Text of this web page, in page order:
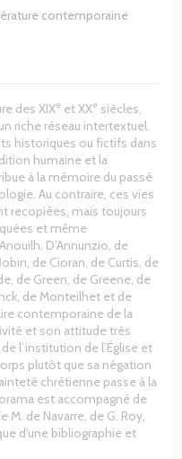
contemporaine
des XIXe et XXe siècles,
riche réseau intertextuel.
historiques ou fictifs dans
humaine et la
à la mémoire du passé
Au contraire, ces vies
recopiées, mais toujours
et même
D’Annunzio, de
de Cioran, de Curtis, de
de Green, de Greene, de
de Monteilhet et de
contemporaine de la
et son attitude très
l’institution de l’Église et
plutôt que sa négation
chrétienne passe à la
est accompagné de
de Navarre, de G. Roy,
d'une bibliographie et